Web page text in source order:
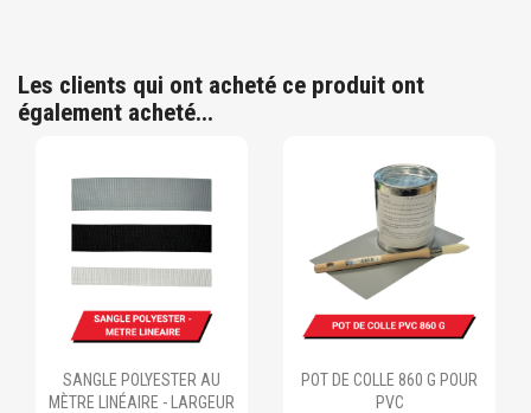
Les clients qui ont acheté ce produit ont
également acheté...
Ajouter au panier
SANGLE POLYESTER AU
MÈTRE LINÉAIRE - LARGEUR
Ajouter au panier
POT DE COLLE 860 G POUR
PVC